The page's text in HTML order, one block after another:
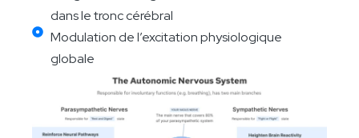
dans le tronc cérébral
Modulation de l’excitation physiologique
globale